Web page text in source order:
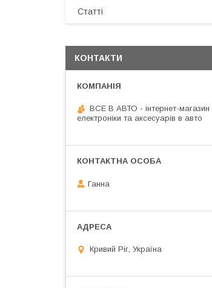
Статті
КОНТАКТИ
ВСЕ В АВТО - інтернет-магазин
електроніки та аксесуарів в авто
Ганна
Кривий Ріг, Україна